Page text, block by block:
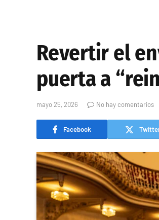
Revertir el
puerta a
mayo 25, 2026 No hay comentarios
Facebook